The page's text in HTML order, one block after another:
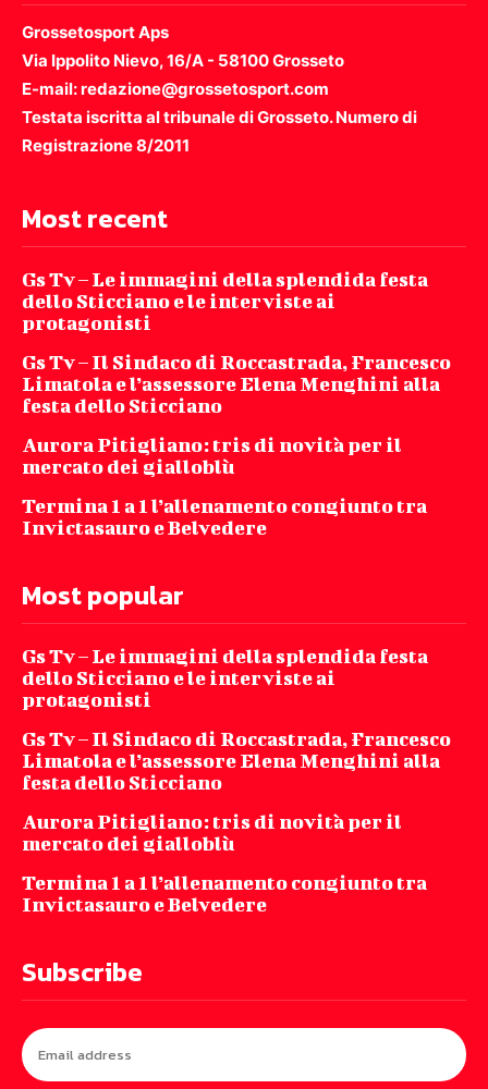
Grossetosport Aps
Via Ippolito Nievo, 16/A - 58100 Grosseto
E-mail: redazione@grossetosport.com
Testata iscritta al tribunale di Grosseto. Numero di
Registrazione 8/2011
Most recent
Gs Tv – Le immagini della splendida festa
dello Sticciano e le interviste ai
protagonisti
Gs Tv – Il Sindaco di Roccastrada, Francesco
Limatola e l’assessore Elena Menghini alla
festa dello Sticciano
Aurora Pitigliano: tris di novità per il
mercato dei gialloblù
Termina 1 a 1 l’allenamento congiunto tra
Invictasauro e Belvedere
Most popular
Gs Tv – Le immagini della splendida festa
dello Sticciano e le interviste ai
protagonisti
Gs Tv – Il Sindaco di Roccastrada, Francesco
Limatola e l’assessore Elena Menghini alla
festa dello Sticciano
Aurora Pitigliano: tris di novità per il
mercato dei gialloblù
Termina 1 a 1 l’allenamento congiunto tra
Invictasauro e Belvedere
Subscribe